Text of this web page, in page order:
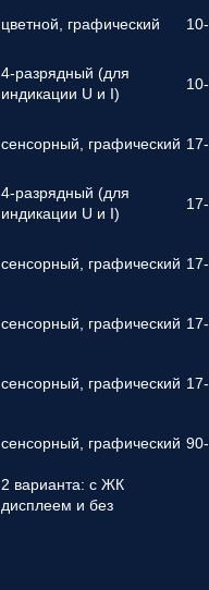
цветной, графический
4-разрядный (для
индикации U и I)
сенсорный, графический
4-разрядный (для
индикации U и I)
сенсорный, графический
сенсорный, графический
сенсорный, графический
сенсорный, графический
2 варианта: с ЖК
дисплеем и без